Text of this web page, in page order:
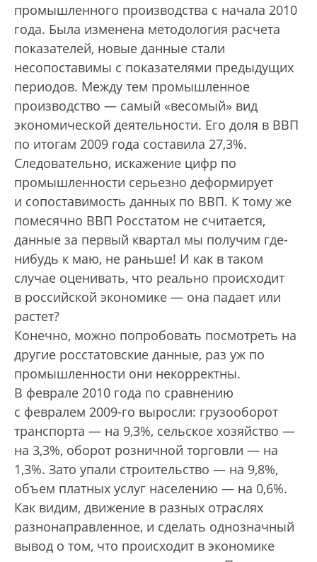
промышленного производства с начала 2010
года. Была изменена методология расчета
показателей, новые данные стали
несопоставимы с показателями предыдущих
периодов. Между тем промышленное
производство — самый «весомый» вид
экономической деятельности. Его доля в ВВП
по итогам 2009 года составила 27,3%.
Следовательно, искажение цифр по
промышленности серьезно деформирует
и сопоставимость данных по ВВП. К тому же
помесячно ВВП Росстатом не считается,
данные за первый квартал мы получим где-
нибудь к маю, не раньше! И как в таком
случае оценивать, что реально происходит
в российской экономике — она падает или
растет?
Конечно, можно попробовать посмотреть на
другие росстатовские данные, раз уж по
промышленности они некорректны.
В феврале 2010 года по сравнению
с февралем 2009-го выросли: грузооборот
транспорта — на 9,3%, сельское хозяйство —
на 3,3%, оборот розничной торговли — на
1,3%. Зато упали строительство — на 9,8%,
объем платных услуг населению — на 0,6%.
Как видим, движение в разных отраслях
разнонаправленное, и сделать однозначный
вывод о том, что происходит в экономике